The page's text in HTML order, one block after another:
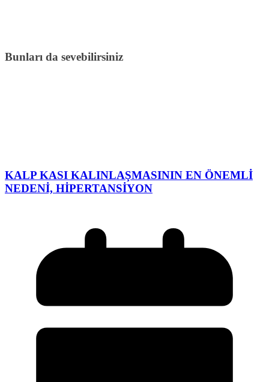
Bunları da sevebilirsiniz
KALP KASI KALINLAŞMASININ EN ÖNEMLİ
NEDENİ, HİPERTANSİYON